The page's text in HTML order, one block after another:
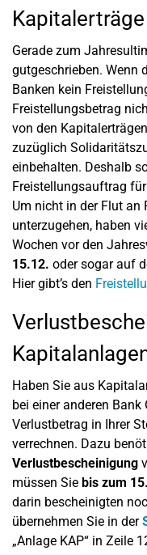
Kapitalerträge
Gerade zum
gutgeschrieben. Wenn
Banken kein
Freistellungsbetrag
von den
zuzüglich
einbehalten. Deshalb
Freistellungsauftrag
Um nicht in der Flut an
unterzugehen, haben
Wochen vor den
15.12. oder sogar auf
Hier gibt’s den
Haben Sie aus
bei einer anderen Bank
Verlustbetrag in Ihrer
verrechnen. Dazu
Verlustbescheinigung
müssen Sie bis zum
darin bescheinigten
übernehmen Sie in der
„Anlage KAP“ in Zeile